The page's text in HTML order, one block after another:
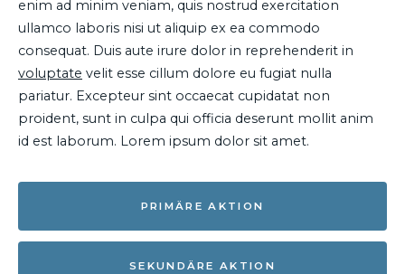
enim ad minim veniam, quis nostrud exercitation
ullamco laboris nisi ut aliquip ex ea commodo
consequat. Duis aute irure dolor in reprehenderit in
voluptate velit esse cillum dolore eu fugiat nulla
pariatur. Excepteur sint occaecat cupidatat non
proident, sunt in culpa qui officia deserunt mollit anim
id est laborum. Lorem ipsum dolor sit amet.
PRIMÄRE AKTION
SEKUNDÄRE AKTION